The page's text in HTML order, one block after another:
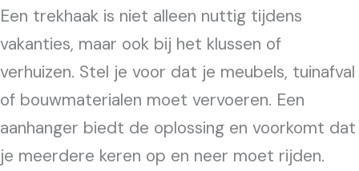
Een trekhaak is niet alleen nuttig tijdens
vakanties, maar ook bij het klussen of
verhuizen. Stel je voor dat je meubels, tuinafval
of bouwmaterialen moet vervoeren. Een
aanhanger biedt de oplossing en voorkomt dat
je meerdere keren op en neer moet rijden.